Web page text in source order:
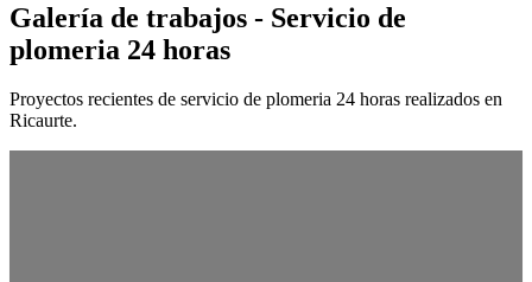
Galería de trabajos - Servicio de
plomeria 24 horas
Proyectos recientes de servicio de plomeria 24 horas realizados en
Ricaurte.